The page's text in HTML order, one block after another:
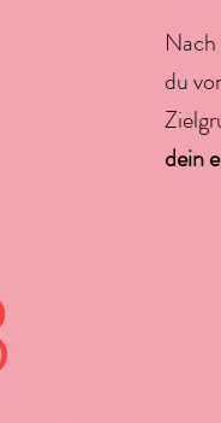
du
dein